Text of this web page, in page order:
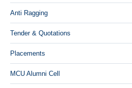
Anti Ragging
Tender & Quotations
Placements
MCU Alumni Cell